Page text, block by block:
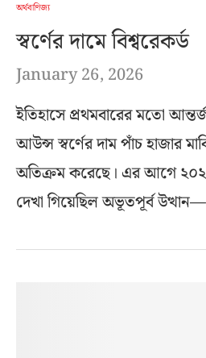
অর্থবাণিজ্য
স্বর্ণের দামে বিশ্বরেকর্ড
January 26, 2026
ইতিহাসে প্রথমবারের মতো
আউন্স স্বর্ণের দাম পাঁচ হাজার
অতিক্রম করেছে। এর আগে ২০২৫
দেখা গিয়েছিল অভূতপূর্ব